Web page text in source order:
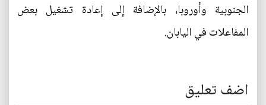
الجنوبية وأوروبا، بالإضافة إلى إعادة تشغيل بعض
المفاعلات في اليابان.
اضف تعليق